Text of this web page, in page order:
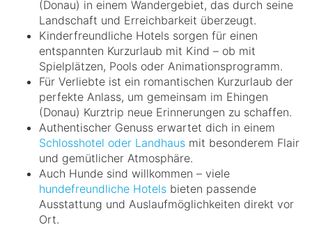
(Donau) in einem Wandergebiet, das durch seine
Landschaft und Erreichbarkeit überzeugt.
Kinderfreundliche Hotels sorgen für einen
entspannten Kurzurlaub mit Kind – ob mit
Spielplätzen, Pools oder Animationsprogramm.
Für Verliebte ist ein romantischen Kurzurlaub der
perfekte Anlass, um gemeinsam im Ehingen
(Donau) Kurztrip neue Erinnerungen zu schaffen.
Authentischer Genuss erwartet dich in einem
Schlosshotel oder Landhaus mit besonderem Flair
und gemütlicher Atmosphäre.
Auch Hunde sind willkommen – viele
hundefreundliche Hotels bieten passende
Ausstattung und Auslaufmöglichkeiten direkt vor
Ort.